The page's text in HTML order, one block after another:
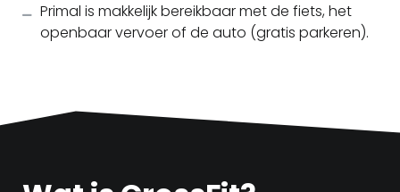
Primal is makkelijk bereikbaar met de fiets, het
openbaar vervoer of de auto (gratis parkeren).